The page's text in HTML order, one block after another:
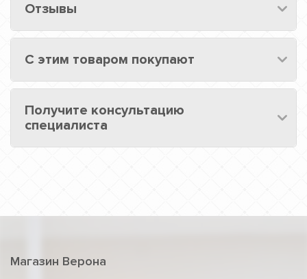
Отзывы
С этим товаром покупают
Получите консультацию
специалиста
Магазин Верона